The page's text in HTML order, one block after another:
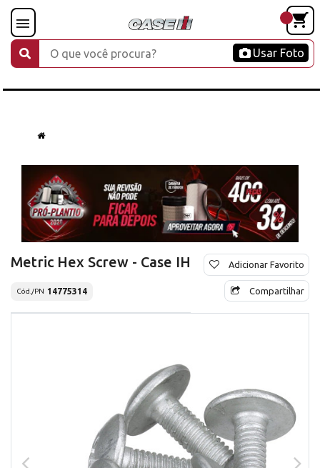
Usar Foto
Metric Hex Screw - Case IH
Cód./PN 14775314
Adicionar Favorito
Compartilhar